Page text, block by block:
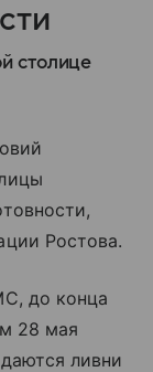
столице
Ростова.
до конца
28 мая
ливни